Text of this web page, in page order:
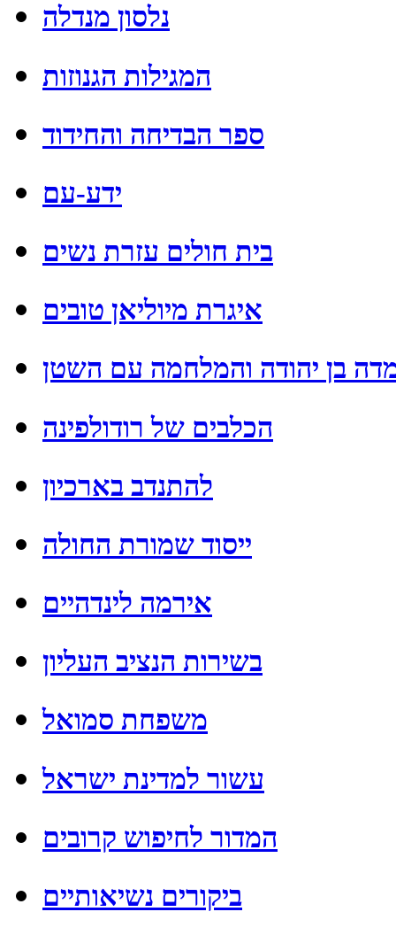
נלסון מנדלה
המגילות הגנוזות
ספר הבדיחה והחידוד
ידע-עם
בית חולים עזרת נשים
איגרת מיוליאן טובים
בן יהודה והמלחמה עם השטן
הכלבים של רודולפינה
להתנדב בארכיון
ייסוד שמורת החולה
אירמה לינדהיים
בשירות הנציב העליון
משפחת סמואל
עשור למדינת ישראל
המדור לחיפוש קרובים
ביקורים נשיאותיים